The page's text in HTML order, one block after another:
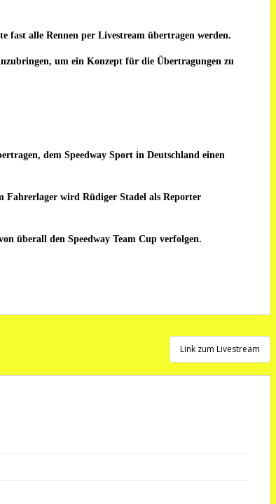
fast alle Rennen per Livestream übertragen werden.
um ein Konzept für die Übertragungen zu
dem Speedway Sport in Deutschland einen
Fahrerlager wird Rüdiger Stadel als Reporter
überall den Speedway Team Cup verfolgen.
Link zum Livestream